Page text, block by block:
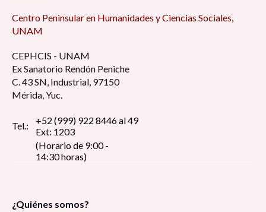
Centro Peninsular en Humanidades y Ciencias Sociales,
UNAM
CEPHCIS - UNAM
Ex Sanatorio Rendón Peniche
C. 43 SN, Industrial, 97150
Mérida, Yuc.
Tel.:
+52 (999) 922 8446 al 49
Ext: 1203
(Horario de 9:00 -
14:30 horas)
¿Quiénes somos?